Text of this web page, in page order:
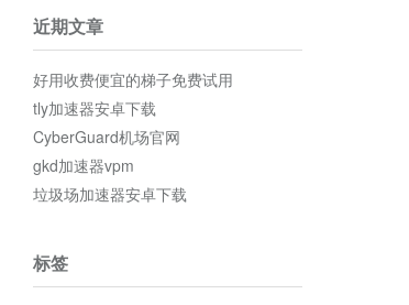
近期文章
好用收费便宜的梯子免费试用
tly加速器安卓下载
CyberGuard机场官网
gkd加速器vpm
垃圾场加速器安卓下载
标签